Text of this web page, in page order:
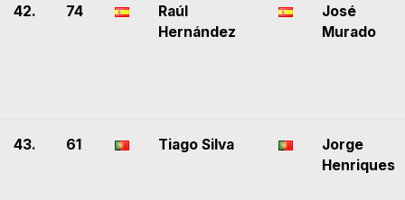
42. 74
Raúl
Hernández
José
Murado
43. 61 Tiago Silva
Jorge
Henriques